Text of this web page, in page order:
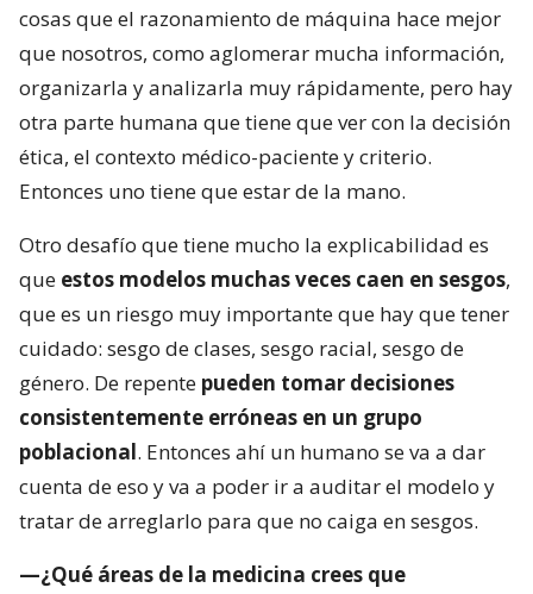
cosas que el razonamiento de máquina hace mejor
que nosotros, como aglomerar mucha información,
organizarla y analizarla muy rápidamente, pero hay
otra parte humana que tiene que ver con la decisión
ética, el contexto médico-paciente y criterio.
Entonces uno tiene que estar de la mano.
Otro desafío que tiene mucho la explicabilidad es
que estos modelos muchas veces caen en sesgos,
que es un riesgo muy importante que hay que tener
cuidado: sesgo de clases, sesgo racial, sesgo de
género. De repente pueden tomar decisiones
consistentemente erróneas en un grupo
poblacional. Entonces ahí un humano se va a dar
cuenta de eso y va a poder ir a auditar el modelo y
tratar de arreglarlo para que no caiga en sesgos.
—¿Qué áreas de la medicina crees que